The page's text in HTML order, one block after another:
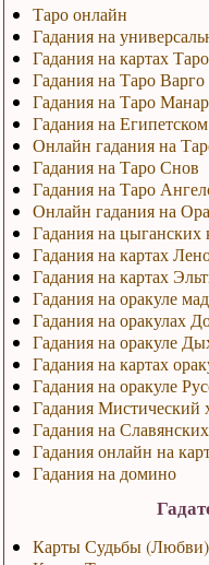
Таро онлайн
Гадания на
Гадания на картах
Гадания на Таро Варго
Гадания на Таро
Гадания на
Онлайн гадания на
Гадания на Таро Снов
Гадания на Таро
Онлайн гадания на
Гадания на цыганских
Гадания на картах
Гадания на картах
Гадания на оракуле
Гадания на оракулах
Гадания на оракуле
Гадания на картах
Гадания на оракуле
Гадания Мистический
Гадания на
Гадания онлайн на
Гадания на домино
Карты Судьбы (Любви)